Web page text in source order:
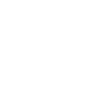
など、一人旅で
す。